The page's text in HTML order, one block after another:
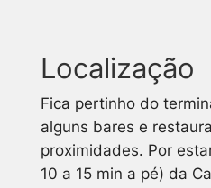
Localização
Fica pertinho do
alguns bares e
proximidades. Por
10 a 15 min a pé) da